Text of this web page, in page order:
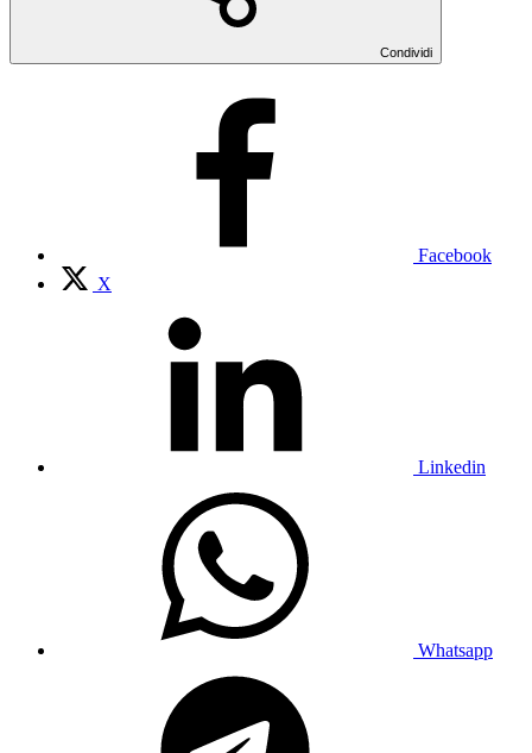
Condividi
Facebook
X
Linkedin
Whatsapp